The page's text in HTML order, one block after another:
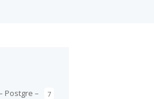
7
Postgre –